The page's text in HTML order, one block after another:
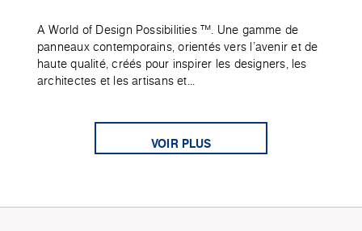
A World of Design Possibilities ™. Une gamme de
panneaux contemporains, orientés vers l'avenir et de
haute qualité, créés pour inspirer les designers, les
architectes et les artisans et...
VOIR PLUS